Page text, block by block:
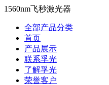
1560nm飞秒激光器
全部产品分类
首页
产品展示
联系孚光
了解孚光
荣誉客户